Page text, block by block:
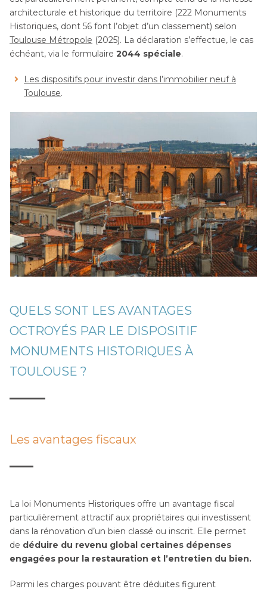
architecturale et historique du territoire (222 Monuments
Historiques, dont 56 font l’objet d’un classement) selon
Toulouse Métropole (2025). La déclaration s’effectue, le cas
échéant, via le formulaire 2044 spéciale.
Les dispositifs pour investir dans l’immobilier neuf à
Toulouse.
QUELS SONT LES AVANTAGES
OCTROYÉS PAR LE DISPOSITIF
MONUMENTS HISTORIQUES À
TOULOUSE ?
Les avantages fiscaux
La loi Monuments Historiques offre un avantage fiscal
particulièrement attractif aux propriétaires qui investissent
dans la rénovation d’un bien classé ou inscrit. Elle permet
de déduire du revenu global certaines dépenses
engagées pour la restauration et l’entretien du bien.
Parmi les charges pouvant être déduites figurent